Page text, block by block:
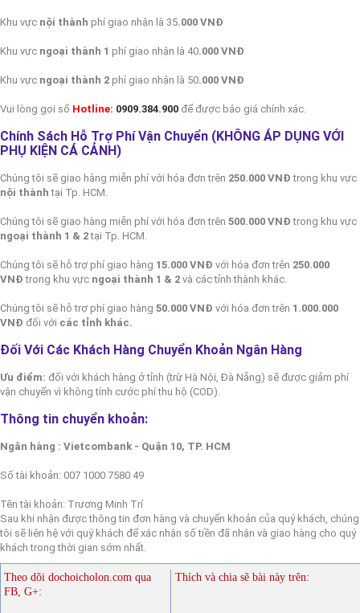
Khu vực nội thành phí giao nhận là 35.000 VNĐ
Khu vực ngoại thành 1 phí giao nhận là 40.000 VNĐ
Khu vực ngoại thành 2 phí giao nhận là 50.000 VNĐ
Vui lòng gọi số Hotline: 0909.384.900 để được báo giá chính xác.
Chính Sách Hỗ Trợ Phí Vận Chuyển (KHÔNG ÁP DỤNG VỚI
PHỤ KIỆN CÁ CẢNH)
Chúng tôi sẽ giao hàng miễn phí với hóa đơn trên 250.000 VNĐ trong khu vực
nội thành tại Tp. HCM.
Chúng tôi sẽ giao hàng miễn phí với hóa đơn trên 500.000 VNĐ trong khu vực
ngoại thành 1 & 2tại Tp. HCM.
Chúng tôi sẽ hỗ trợ phí giao hàng 15.000 VNĐ với hóa đơn trên 250.000
VNĐ trong khu vực ngoại thành 1 & 2 và các tỉnh thành khác.
Chúng tôi sẽ hỗ trợ phí giao hàng 50.000 VNĐ với hóa đơn trên 1.000.000
VNĐ đối với các tỉnh khác.
Đối Với Các Khách Hàng Chuyển Khoản Ngân Hàng
Ưu điểm: đối với khách hàng ở tỉnh (trừ Hà Nội, Đà Nẵng) sẽ được giảm phí
vận chuyển vì không tính cước phí thu hộ (COD).
Thông tin chuyển khoản:
Ngân hàng : Vietcombank - Quận 10, TP. HCM
Số tài khoản: 007 1000 7580 49
Tên tài khoản: Trương Minh Trí
Sau khi nhận được thông tin đơn hàng và chuyển khoản của quý khách, chúng
tôi sẽ liên hệ với quý khách để xác nhận số tiền đã nhận và giao hàng cho quý
khách trong thời gian sớm nhất.
Theo dõi dochoicholon.com qua
FB, G+:
Thích và chia sẽ bài này trên: